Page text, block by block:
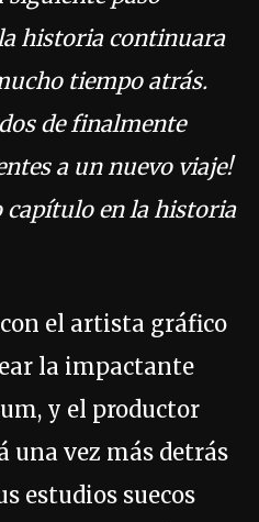
historia continuara
tiempo atrás.
de finalmente
a un nuevo viaje!
capítulo en la historia
el artista gráfico
la impactante
y el productor
una vez más detrás
estudios suecos